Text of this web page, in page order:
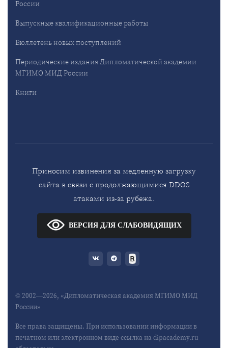
России
Выпускные квалификационные работы
Бюллетень новых поступлений
Периодические издания Дипломатической академии
МГИМО МИД России
Книги
Приносим извинения за медленную загрузку
сайта в связи с продолжающимися DDOS
атаками из-за рубежа.
ВЕРСИЯ ДЛЯ СЛАБОВИДЯЩИХ
© 2002—2026, «Дипломатическая академия МГИМО МИД
России»
Все права защищены. При использовании информации в
печатном или электронном виде ссылка на dipacademy.ru